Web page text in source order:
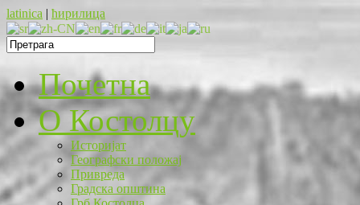
latinica | ћирилица
Почетна
O Костолцу
Историјат
Географски положај
Привреда
Градска општина